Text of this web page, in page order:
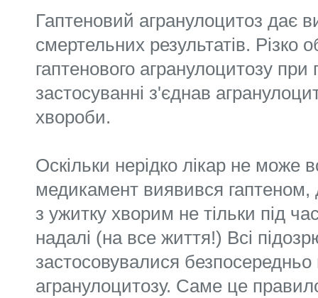
Гаптеновий агранулоцитоз дає
смертельних результатів. Різко
гаптенового агранулоцитозу
застосуванні з'єднав
хвороби.
Оскільки нерідко лікар не може
медикамент виявився
з ужитку хворим не тільки під
надалі (на все життя!) Всі
застосовувалися
агранулоцитозу. Саме це